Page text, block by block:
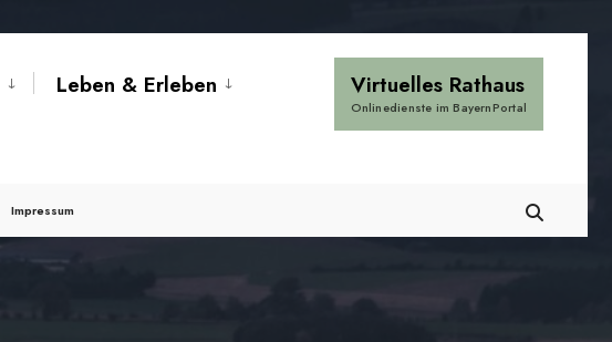
Leben & Erleben Virtuelles Rathaus
Onlinedienste im BayernPortal
Impressum